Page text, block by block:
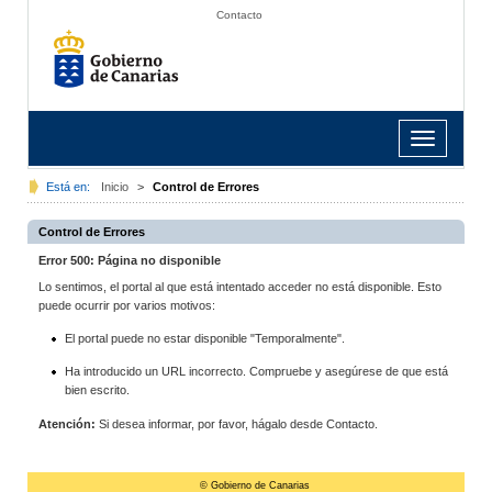
Contacto
Toggle
navigation
Está en: Inicio > Control de Errores
Control de Errores
Error 500: Página no disponible
Lo sentimos, el portal al que está intentado acceder no está disponible. Esto
puede ocurrir por varios motivos:
El portal puede no estar disponible "Temporalmente".
Ha introducido un URL incorrecto. Compruebe y asegúrese de que está
bien escrito.
Atención: Si desea informar, por favor, hágalo desde Contacto.
© Gobierno de Canarias